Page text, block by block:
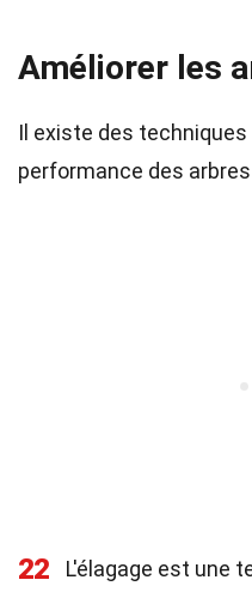
Améliorer les
Il existe des techniques
performance des
22
L'élagage est une